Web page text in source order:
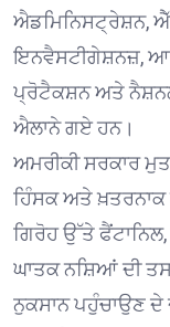
ਐਡਮਿਨਿਸਟ੍ਰੇਸ਼ਨ,
ਇਨਵੈਸਟੀਗੇਸ਼ਨਜ਼,
ਪ੍ਰੋਟੈਕਸ਼ਨ ਅਤੇ
ਐਲਾਨੇ ਗਏ ਹਨ।
ਅਮਰੀਕੀ ਸਰਕਾਰ
ਹਿੰਸਕ ਅਤੇ
ਗਿਰੋਹ ਉੱਤੇ
ਘਾਤਕ ਨਸ਼ਿਆਂ ਦੀ
ਨੁਕਸਾਨ ਪਹੁੰਚਾਉਣ